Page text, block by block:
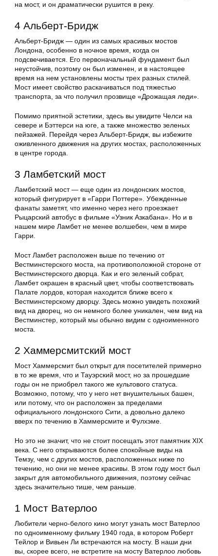
на мост, и он драматически рушится в реку.
4 Альберт-Бридж
Альберт-Бридж — один из самых красивых мостов
Лондона, особенно в ночное время, когда он
подсвечивается. Его первоначальный фундамент был
неустойчив, поэтому он был изменен, и в настоящее
время на нем установлены мосты трех разных стилей.
Мост имеет свойство раскачиваться под тяжестью
транспорта, за что получил прозвище «Дрожащая леди».
Помимо приятной эстетики, здесь вы увидите Челси на
севере и Бэттерси на юге, а также множество зеленых
пейзажей. Перейдя через Альберт-Бридж, вы избежите
оживленного движения на других мостах, расположенных
в центре города.
3 Ламбетский мост
Ламбетский мост — еще один из лондонских мостов,
который фигурирует в «Гарри Поттере». Убежденные
фанаты заметят, что именно через него проезжает
Рыцарский автобус в фильме «Узник Азкабана». Но и в
нашем мире Ламбет не менее волшебен, чем в мире
Гарри.
Мост Ламбет расположен выше по течению от
Вестминстерского моста, на противоположной стороне от
Вестминстерского дворца. Как и его зеленый собрат,
Ламбет окрашен в красный цвет, чтобы соответствовать
Палате лордов, которая находится ближе всего к
Вестминстерскому дворцу. Здесь можно увидеть похожий
вид на дворец, но он немного более уникален, чем вид на
Вестминстер, который мы обычно видим с одноименного
моста.
2 Хаммерсмитский мост
Мост Хаммерсмит был открыт для посетителей примерно
в то же время, что и Тауэрский мост, но за прошедшие
годы он не приобрел такого же культового статуса.
Возможно, потому, что у него нет внушительных башен,
или потому, что он расположен за пределами
официального лондонского Сити, а довольно далеко
вверх по течению в Хаммерсмите и Фулхэме.
Но это не значит, что не стоит посещать этот памятник XIX
века. С него открываются более спокойные виды на
Темзу, чем с других мостов, расположенных ниже по
течению, но они не менее красивы. В этом году мост был
закрыт для автомобильного движения, поэтому сейчас
здесь значительно тише, чем раньше.
1 Мост Ватерлоо
Любители черно-белого кино могут узнать мост Ватерлоо
по одноименному фильму 1940 года, в котором Роберт
Тейлор и Вивьен Ли встречаются на мосту. В наши дни
вы, скорее всего, не встретите на мосту Ватерлоо любовь